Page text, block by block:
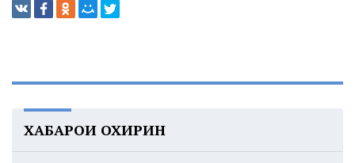
ХАБАРҲОИ ОХИРИН